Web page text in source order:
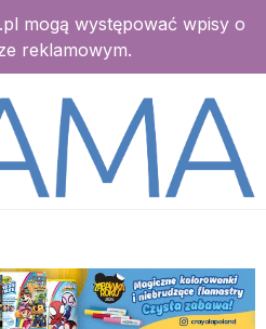
mogą występować wpisy o
reklamowym.